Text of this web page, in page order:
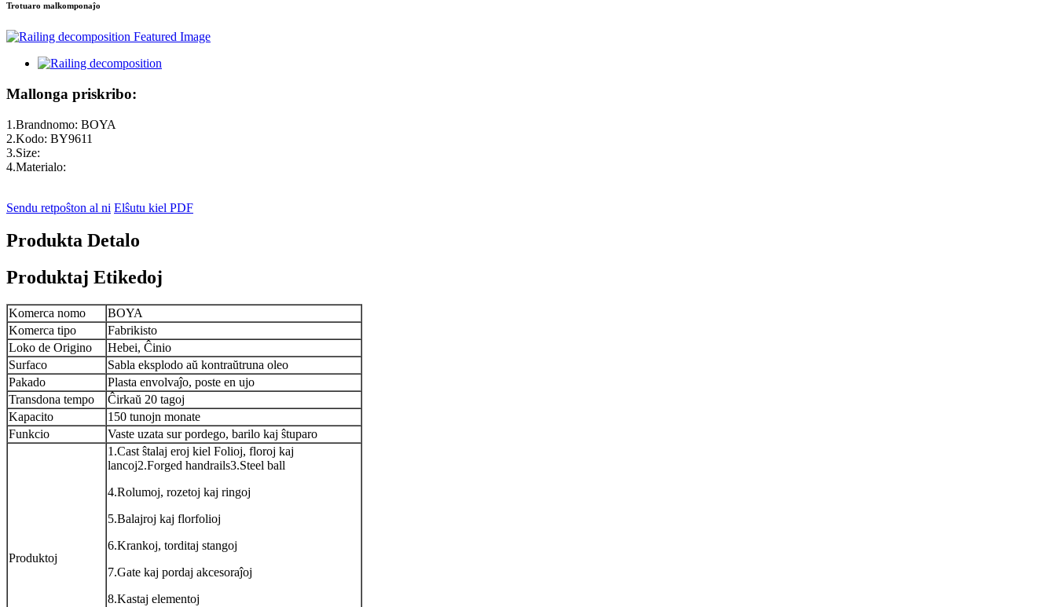
Trotuaro malkomponaĵo
Mallonga priskribo:
1.Brandnomo: BOYA
2.Kodo: BY9611
3.Size:
4.Materialo:
Sendu retpoŝton al ni Elŝutu kiel PDF
Produkta Detalo
Produktaj Etikedoj
Komerca nomo
BOYA
Komerca tipo
Fabrikisto
Loko de Origino
Hebei, Ĉinio
Surfaco
Sabla eksplodo aŭ kontraŭtruna oleo
Pakado
Plasta envolvaĵo, poste en ujo
Transdona tempo
Ĉirkaŭ 20 tagoj
Kapacito
150 tunojn monate
Funkcio
Vaste uzata sur pordego, barilo kaj ŝtuparo
Produktoj
1.Cast ŝtalaj eroj kiel Folioj, floroj kaj
lancoj2.Forged handrails3.Steel ball
4.Rolumoj, rozetoj kaj ringoj
5.Balajroj kaj florfolioj
6.Krankoj, torditaj stangoj
7.Gate kaj pordaj akcesoraĵoj
8.Kastaj elementoj